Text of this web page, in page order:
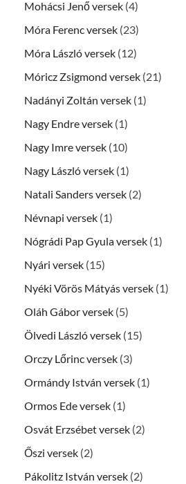
Mohácsi Jenő versek (4)
Móra Ferenc versek (23)
Móra László versek (12)
Móricz Zsigmond versek (21)
Nadányi Zoltán versek (1)
Nagy Endre versek (1)
Nagy Imre versek (10)
Nagy László versek (1)
Natali Sanders versek (2)
Névnapi versek (1)
Nógrádi Pap Gyula versek (1)
Nyári versek (15)
Nyéki Vörös Mátyás versek (1)
Oláh Gábor versek (5)
Ölvedi László versek (15)
Orczy Lőrinc versek (3)
Ormándy István versek (1)
Ormos Ede versek (1)
Osvát Erzsébet versek (2)
Őszi versek (2)
Pákolitz István versek (2)